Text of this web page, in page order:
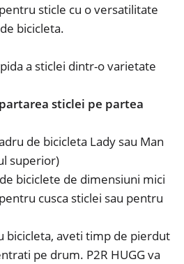
sticle cu o versatilitate
bicicleta.
a sticlei dintr-o varietate
sticlei pe partea
de bicicleta Lady sau Man
superior)
biciclete de dimensiuni mici
cusca sticlei sau pentru
bicicleta, aveti timp de pierdut
pe drum. P2R HUGG va